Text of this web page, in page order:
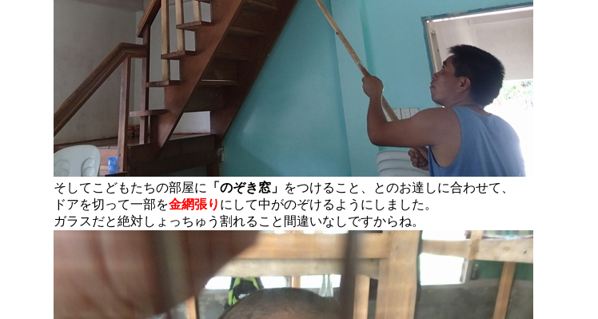
そしてこどもたちの部屋に 「のぞき窓」 をつけること、とのお達しに合わせて、
ドアを切って一部を金網張り にして中がのぞけるようにしました。
ガラスだと絶対しょっちゅう割れること間違いなしですからね。